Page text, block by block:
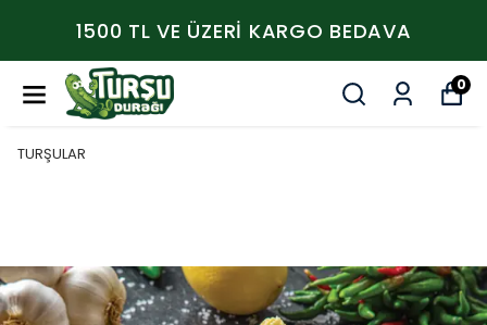
1500 TL VE ÜZERİ KARGO BEDAVA
0
TURŞULAR